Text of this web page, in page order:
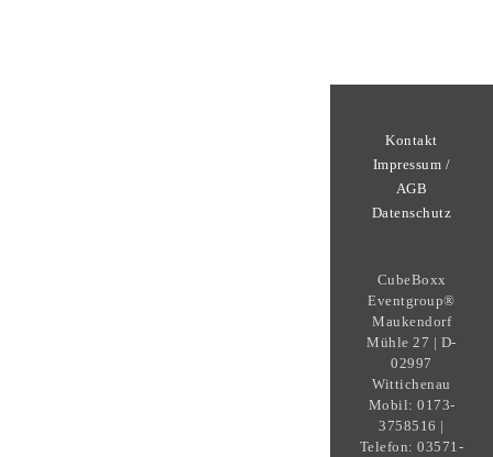
Kontakt
Impressum /
AGB
Datenschutz
CubeBoxx
Eventgroup®
Maukendorf
Mühle 27 | D-
02997
Wittichenau
Mobil: 0173-
3758516 |
Telefon: 03571-